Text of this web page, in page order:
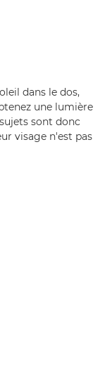
dans le dos,
une lumière
sont donc
visage n'est pas